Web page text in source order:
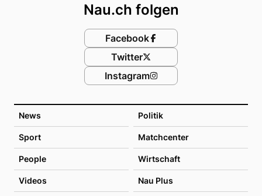
News Politik
Sport Matchcenter
People Wirtschaft
Videos Nau Plus
Nau.ch folgen
Facebook
Twitter
Instagram